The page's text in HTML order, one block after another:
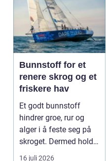
Bunnstoff for et
renere skrog og et
friskere hav
Et godt bunnstoff
hindrer groe, rur og
alger i å feste seg på
skroget. Dermed holder
båten bedre far...
16 juli 2026